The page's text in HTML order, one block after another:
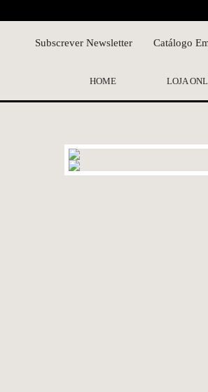
Subscrever Newsletter Catálogo
HOME LOJA